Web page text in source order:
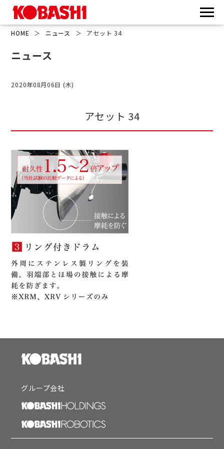
HOME ＞ ニュース ＞ アセット 34
ニュース
2020年08月06日 (木)
アセット 34
グループ会社